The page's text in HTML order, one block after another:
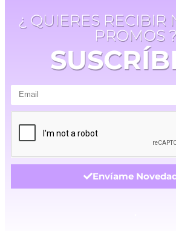
¿ QUIERES RECIBIR
PROMOS ?
Envíame